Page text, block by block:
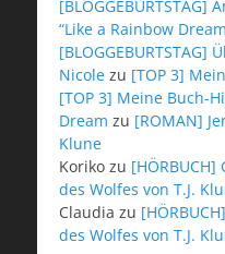
“Like a Rainbow
[BLOGGEBURTSTAG]
Nicole zu [TOP 3]
[TOP 3] Meine Buch-
Dream zu [ROMAN]
Klune
Koriko zu [HÖRBUCH]
des Wolfes von T.J.
Claudia zu
des Wolfes von T.J.